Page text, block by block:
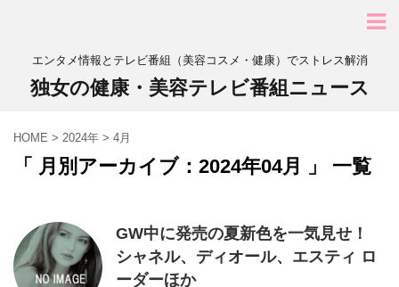
エンタメ情報とテレビ番組（美容コスメ・健康）でストレス解消
独女の健康・美容テレビ番組ニュース
HOME > 2024年 > 4月
「 月別アーカイブ：2024年04月 」 一覧
GW中に発売の夏新色を一気見せ！
シャネル、ディオール、エスティ ロ
ーダーほか